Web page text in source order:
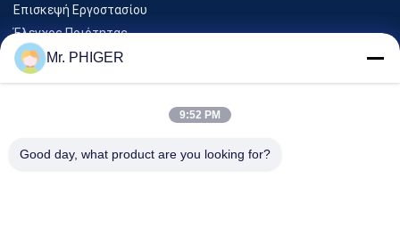
Επισκεψή Εργοστασίου
Έλεγχος Ποιότητας
Sitemap
Εκδηλώσεις
Mr. PHIGER
9:52 PM
Good day, what product are you looking for?